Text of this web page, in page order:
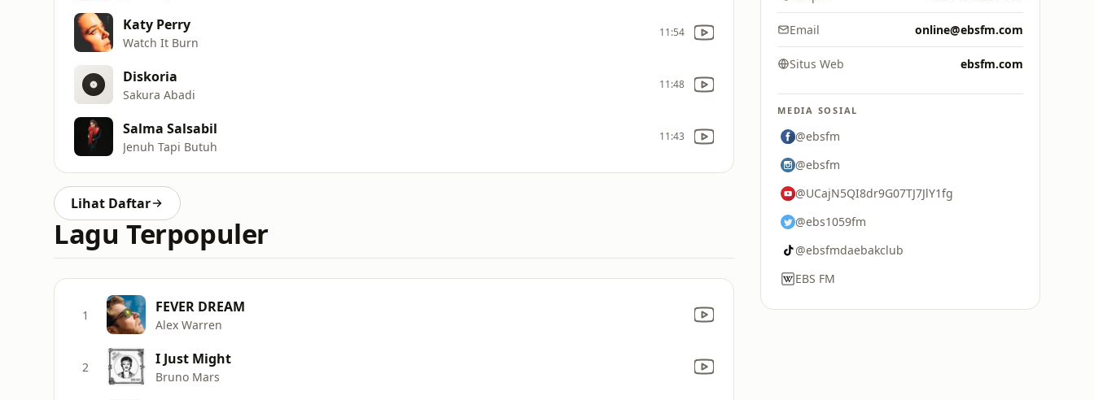
Katy Perry
Watch It Burn
11:54
Diskoria
Sakura Abadi
11:48
Salma Salsabil
Jenuh Tapi Butuh
11:43
Lihat Daftar
Lagu Terpopuler
1 FEVER DREAM
Alex Warren
2 I Just Might
Bruno Mars
Email online@ebsfm.com
Situs Web ebsfm.com
MEDIA SOSIAL
@ebsfm
@ebsfm
@UCajN5QI8dr9G07TJ7JlY1fg
@ebs1059fm
@ebsfmdaebakclub
EBS FM